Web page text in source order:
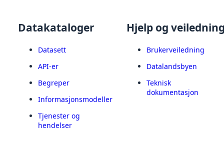
Datakataloger
Datasett
API-er
Begreper
Informasjonsmodeller
Tjenester og
hendelser
Hjelp og
Brukerveiledning
Datalandsbyen
Teknisk
dokumentasjon